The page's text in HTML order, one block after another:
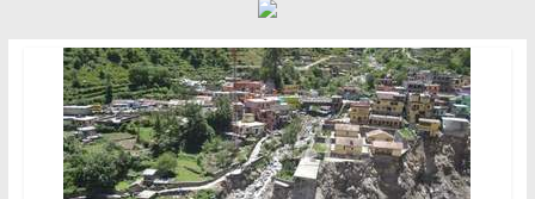
शिक्षा मंत्री धन सिंह रावत ने नवनियुक्त केन्द्रीय शिक्षा मंत्री से की मुलाकात